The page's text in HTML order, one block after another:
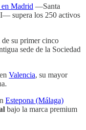
en Madrid —Santa
supera los 250 activos
de su primer cinco
sede de la Sociedad
Valencia, su mayor
Estepona (Málaga)
bajo la marca premium